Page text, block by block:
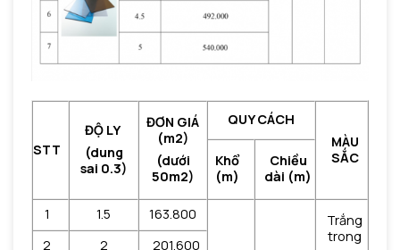
STT
ĐỘ LY
(dung
sai 0.3)
ĐƠN GIÁ
(m2)
(dưới
50m2)
QUY CÁCH
MÀU
SẮC
Khổ
(m)
Chiều
dài (m)
1 1.5 163.800
Trắng
trong
2 2
201.600